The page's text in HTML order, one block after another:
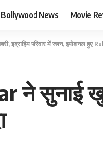
News Movie
इब्राहिम परिवार में जश्न, इमोशनल हुए
ने सुनाई